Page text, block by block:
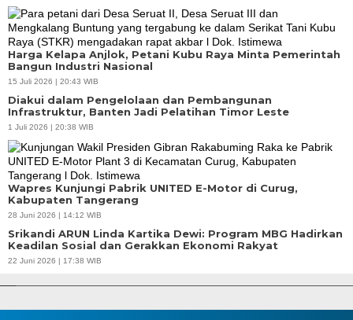
Harga Kelapa Anjlok, Petani Kubu Raya Minta Pemerintah
Bangun Industri Nasional
15 Juli 2026 | 20:43 WIB
Diakui dalam Pengelolaan dan Pembangunan
Infrastruktur, Banten Jadi Pelatihan Timor Leste
1 Juli 2026 | 20:38 WIB
Wapres Kunjungi Pabrik UNITED E-Motor di Curug,
Kabupaten Tangerang
28 Juni 2026 | 14:12 WIB
Srikandi ARUN Linda Kartika Dewi: Program MBG Hadirkan
Keadilan Sosial dan Gerakkan Ekonomi Rakyat
22 Juni 2026 | 17:38 WIB
APBD Tahun 2025 Anggarkan Rp200 Miliar | Program Makan Bergizi